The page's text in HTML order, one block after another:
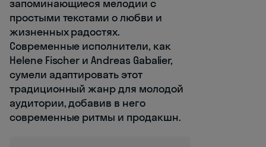
запоминающиеся мелодии с
простыми текстами о любви и
жизненных радостях.
Современные исполнители, как
Helene Fischer и Andreas Gabalier,
сумели адаптировать этот
традиционный жанр для молодой
аудитории, добавив в него
современные ритмы и продакшн.